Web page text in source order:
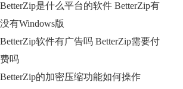
BetterZip是什么平台的软件 BetterZip有
没有Windows版
BetterZip软件有广告吗 BetterZip需要付
费吗
BetterZip的加密压缩功能如何操作